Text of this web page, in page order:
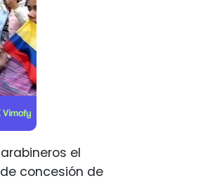
el
concesión de